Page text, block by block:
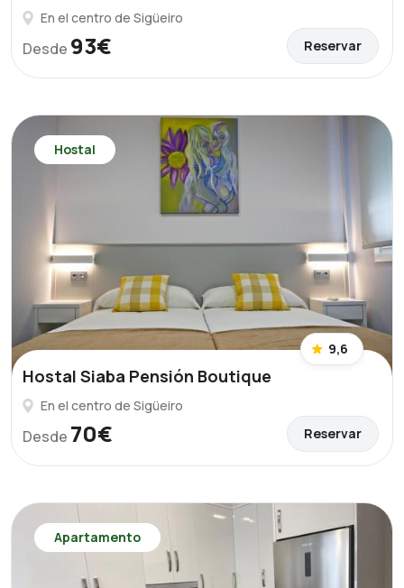
En el centro de Sigüeiro
Desde 93€ Reservar
Hostal
9,6
Hostal Siaba Pensión Boutique
En el centro de Sigüeiro
Desde 70€ Reservar
Apartamento